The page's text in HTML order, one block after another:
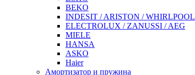
BEKO
INDESIT / ARISTON / WHIRLPOOL
ELECTROLUX / ZANUSSI / AEG
MIELE
HANSA
ASKO
Haier
Амортизатор и пружина